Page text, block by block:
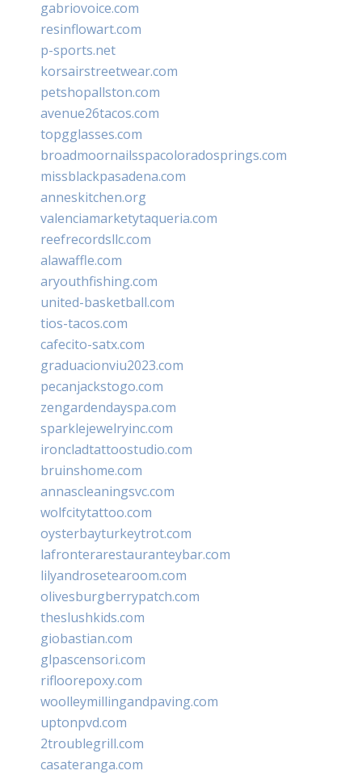
gabriovoice.com
resinflowart.com
p-sports.net
korsairstreetwear.com
petshopallston.com
avenue26tacos.com
topgglasses.com
broadmoornailsspacoloradosprings.com
missblackpasadena.com
anneskitchen.org
valenciamarketytaqueria.com
reefrecordsllc.com
alawaffle.com
aryouthfishing.com
united-basketball.com
tios-tacos.com
cafecito-satx.com
graduacionviu2023.com
pecanjackstogo.com
zengardendayspa.com
sparklejewelryinc.com
ironcladtattoostudio.com
bruinshome.com
annascleaningsvc.com
wolfcitytattoo.com
oysterbayturkeytrot.com
lafronterarestauranteybar.com
lilyandrosetearoom.com
olivesburgberrypatch.com
theslushkids.com
giobastian.com
glpascensori.com
rifloorepoxy.com
woolleymillingandpaving.com
uptonpvd.com
2troublegrill.com
casateranga.com